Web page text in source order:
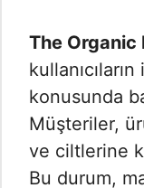
The Organic
konusunda
Müşteriler,
ve ciltlerine
Bu durum,